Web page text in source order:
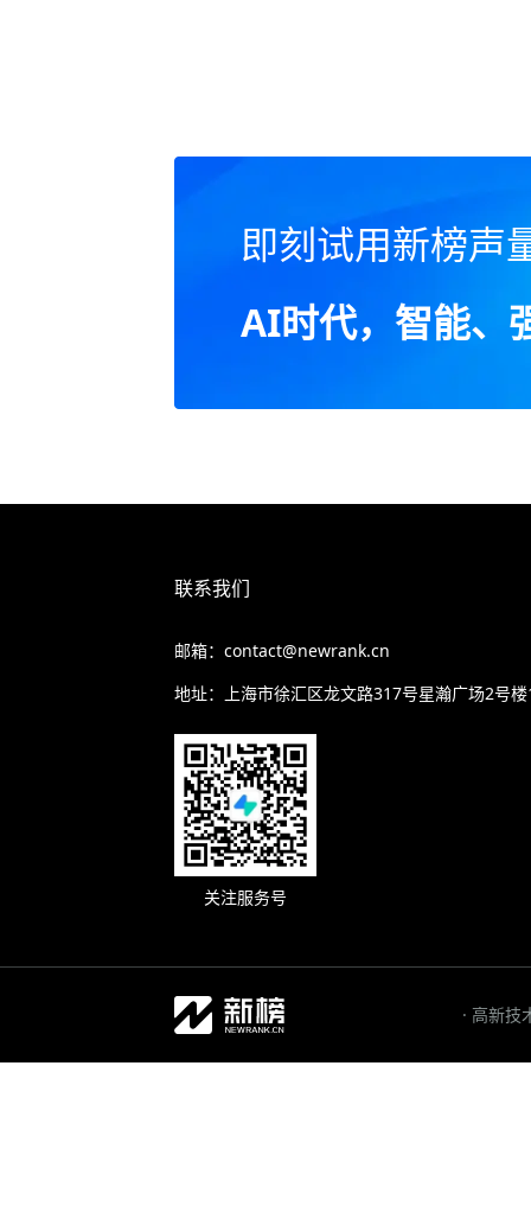
即刻试用新榜声
AI时代，智能、
联系我们
邮箱：contact@newrank.cn
地址：上海市徐汇区龙文路317号星瀚广场2号
关注服务号
· 高新技